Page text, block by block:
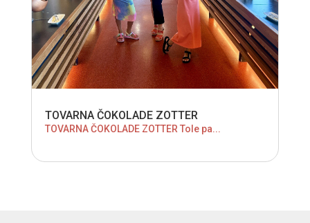
TOVARNA ČOKOLADE ZOTTER
TOVARNA ČOKOLADE ZOTTER Tole pa...